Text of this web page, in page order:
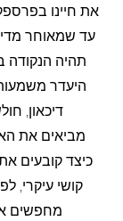
את חיינו
עד שמאוחר מדי
תהיה הנקודה
היעדר
דיכאון,
מביאים את
כיצד קובעים
קושי עיקרי,
מחפשים